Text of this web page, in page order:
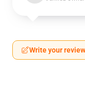
Write your review